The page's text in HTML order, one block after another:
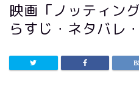
映画「ノッティン
らすじ・ネタバレ